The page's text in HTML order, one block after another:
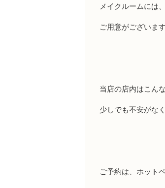
メイクルームには
ご用意がございま
当店の店内はこん
少しでも不安がな
ご予約は、ホット